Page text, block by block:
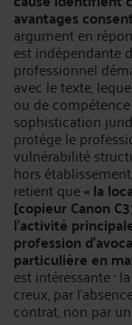
avantages
argument en
est indépendante
professionnel
avec le texte,
ou de
sophistication
protège le
vulnérabilité
hors
retient que« la
[copieur Canon
l’activité
profession
particulière en
est intéressante :
creux, par
contrat, non par